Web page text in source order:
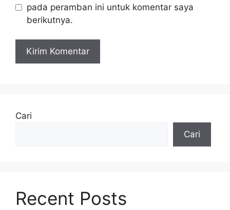
pada peramban ini untuk komentar saya
berikutnya.
Cari
Cari
Recent Posts